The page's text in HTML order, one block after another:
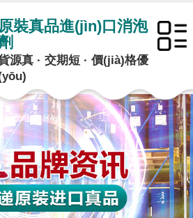
裝真品進(jìn)口消泡
源真 · 交期短 · 價(jià)格優